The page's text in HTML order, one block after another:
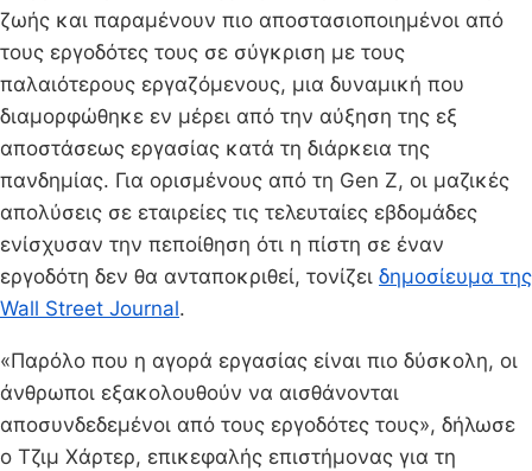
ζωής και παραμένουν πιο αποστασιοποιημένοι από
τους εργοδότες τους σε σύγκριση με τους
παλαιότερους εργαζόμενους, μια δυναμική που
διαμορφώθηκε εν μέρει από την αύξηση της εξ
αποστάσεως εργασίας κατά τη διάρκεια της
πανδημίας. Για ορισμένους από τη Gen Z, οι μαζικές
απολύσεις σε εταιρείες τις τελευταίες εβδομάδες
ενίσχυσαν την πεποίθηση ότι η πίστη σε έναν
εργοδότη δεν θα ανταποκριθεί, τονίζει δημοσίευμα της
Wall Street Journal.
«Παρόλο που η αγορά εργασίας είναι πιο δύσκολη, οι
άνθρωποι εξακολουθούν να αισθάνονται
αποσυνδεδεμένοι από τους εργοδότες τους», δήλωσε
ο Τζιμ Χάρτερ, επικεφαλής επιστήμονας για τη